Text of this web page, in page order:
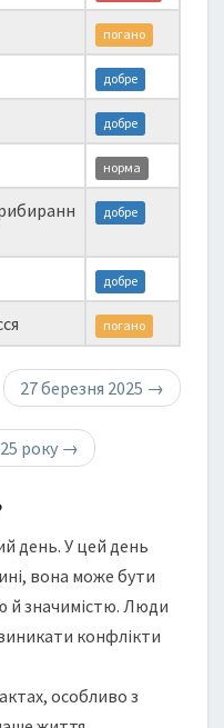
погано
добре
добре
норма
добре
добре
погано
27 березня 2025 →
року →
день. У цей день
вона може бути
й значимістю. Люди
конфлікти
особливо з